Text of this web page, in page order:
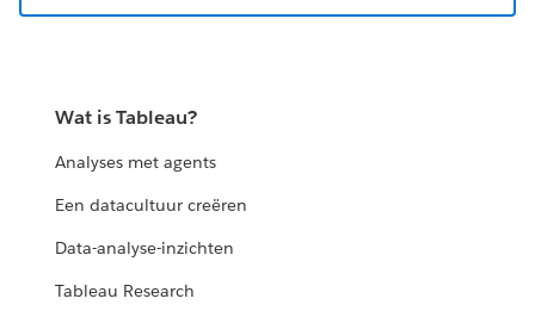
Wat is Tableau?
Analyses met agents
Een datacultuur creëren
Data-analyse-inzichten
Tableau Research